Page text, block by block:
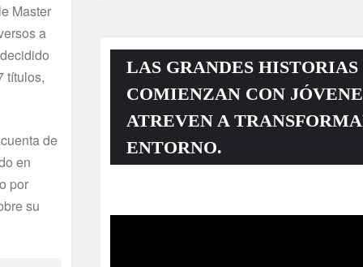
Master
a
títulos,
de
en
por
su
LAS GRANDES HISTORIAS
COMIENZAN CON
ATREVEN A
ENTORNO.